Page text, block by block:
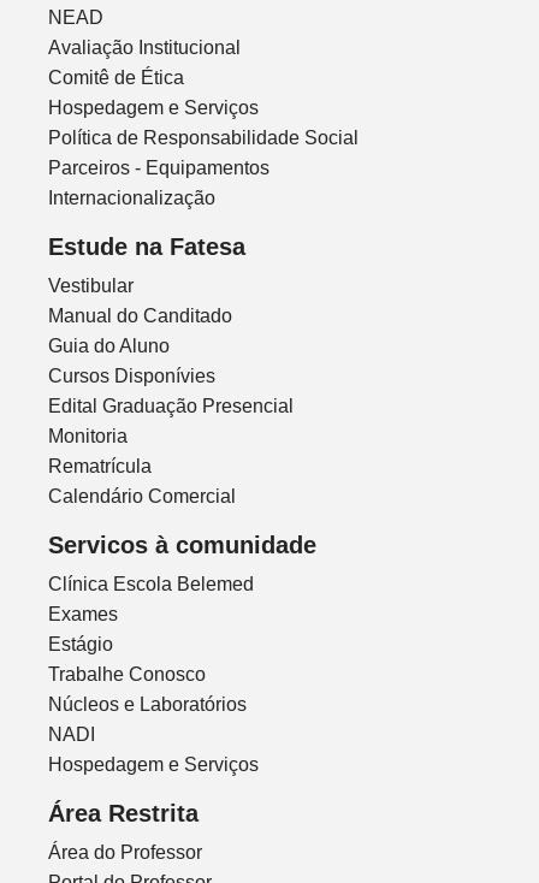
NEAD
Avaliação Institucional
Comitê de Ética
Hospedagem e Serviços
Política de Responsabilidade Social
Parceiros - Equipamentos
Internacionalização
Estude na Fatesa
Vestibular
Manual do Canditado
Guia do Aluno
Cursos Disponívies
Edital Graduação Presencial
Monitoria
Rematrícula
Calendário Comercial
Servicos à comunidade
Clínica Escola Belemed
Exames
Estágio
Trabalhe Conosco
Núcleos e Laboratórios
NADI
Hospedagem e Serviços
Área Restrita
Área do Professor